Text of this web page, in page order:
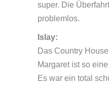
super. Die
problemlos.
Islay:
Das Country
Margaret ist so
Es war ein total